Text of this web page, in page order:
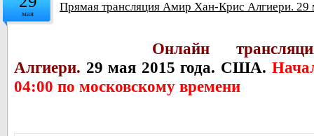
мая Прямая трансляция Амир Хан-Крис Алгиери.
Онлайн
Алгиери. 29 мая 2015 года. США.
04:00 по московскому времени